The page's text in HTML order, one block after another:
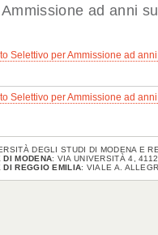
ad anni
Selettivo per Ammissione ad
Selettivo per Ammissione ad
DEGLI STUDI DI MODENA E
DI MODENA: VIA UNIVERSITÀ 4,
DI REGGIO EMILIA: VIALE A.